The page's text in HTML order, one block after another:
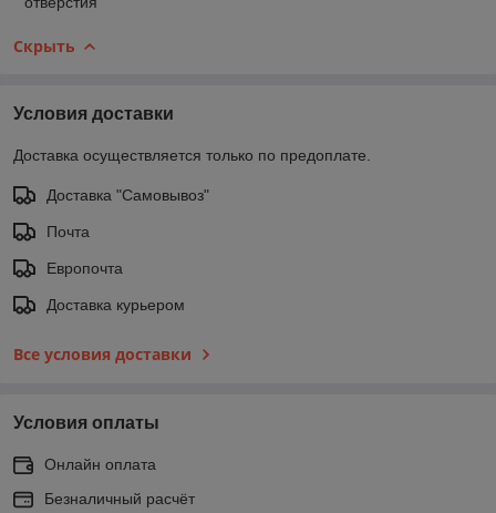
Скрыть
Условия доставки
Доставка осуществляется только по предоплате.
Доставка "Самовывоз"
Почта
Европочта
Доставка курьером
Все условия доставки
Условия оплаты
Онлайн оплата
Безналичный расчёт